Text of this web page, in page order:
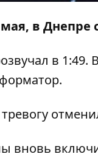
в Днепре
в
.
тревогу
вновь